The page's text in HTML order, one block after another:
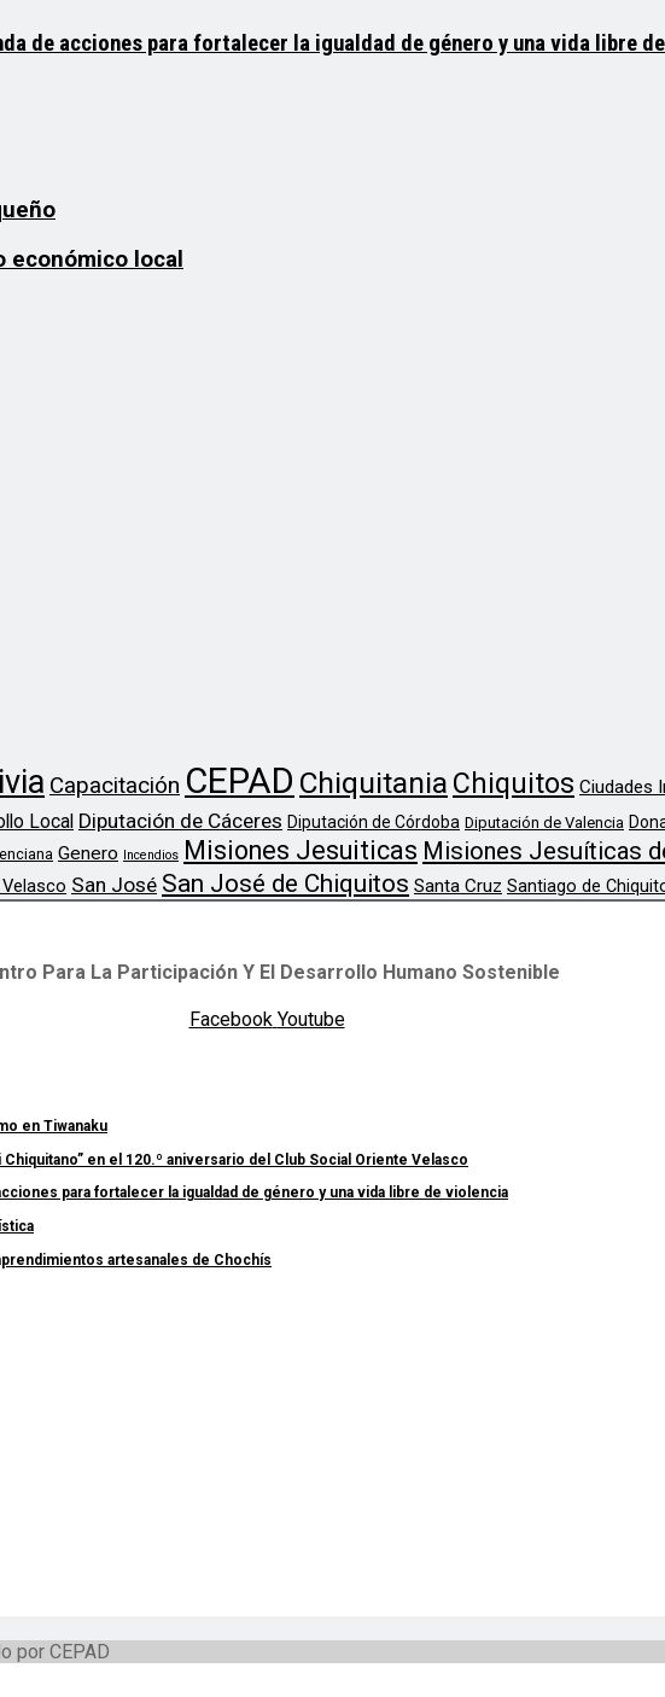
de acciones para fortalecer la igualdad de género y una vida libre
económico local
Capacitación CEPAD Chiquitania Chiquitos Ciudades
Local Diputación de Cáceres Diputación de Córdoba Diputación de Valencia
Genero Incendios Misiones Jesuiticas Misiones Jesuíticas
San José San José de Chiquitos Santa Cruz Santiago de
Para La Participación Y El Desarrollo Humano Sostenible
Facebook Youtube
en Tiwanaku
en el 120.º aniversario del Club Social Oriente Velasco
para fortalecer la igualdad de género y una vida libre de violencia
artesanales de Chochís
por CEPAD